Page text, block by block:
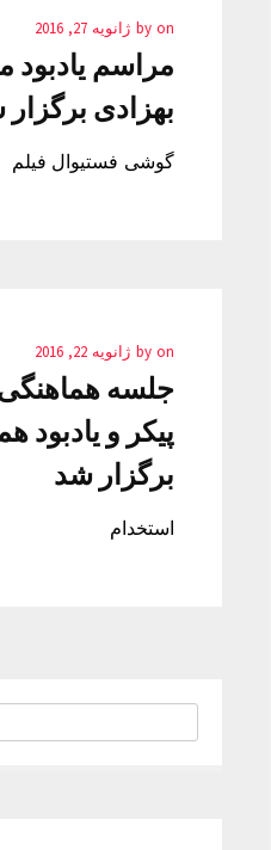
by on ژانویه 27, 2016
مراسم یادبود
بهزادی
گوشی فستیوال فیلم
by on ژانویه 22, 2016
جلسه
پیکر و یادبود
برگزار شد
استخدام